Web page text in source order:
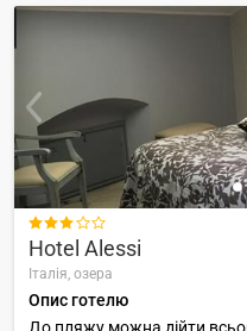

Hotel Alessi
Італія, озера
Опис готелю